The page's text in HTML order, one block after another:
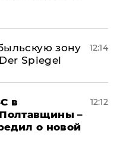
зону
Spiegel
12:14
в
–
о новой
12:12